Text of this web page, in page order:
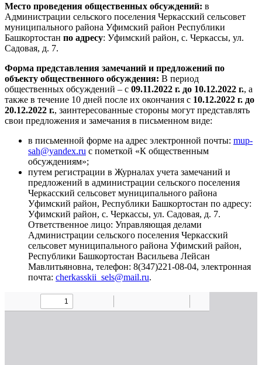
Место проведения общественных обсуждений: в
Администрации сельского поселения Черкасский сельсовет
муниципального района Уфимский район Республики
Башкортостан по адресу: Уфимский район, с. Черкассы, ул.
Садовая, д. 7.
Форма представления замечаний и предложений по
объекту общественного обсуждения: В период
общественных обсуждений – с 09.11.2022 г. до 10.12.2022 г., а
также в течение 10 дней после их окончания с 10.12.2022 г. до
20.12.2022 г., заинтересованные стороны могут представлять
свои предложения и замечания в письменном виде:
в письменной форме на адрес электронной почты: mup-
sah@yandex.ru с пометкой «К общественным
обсуждениям»;
путем регистрации в Журналах учета замечаний и
предложений в администрации сельского поселения
Черкасский сельсовет муниципального района
Уфимский район, Республики Башкортостан по адресу:
Уфимский район, с. Черкассы, ул. Садовая, д. 7.
Ответственное лицо: Управляющая делами
Администрации сельского поселения Черкасский
сельсовет муниципального района Уфимский район,
Республики Башкортостан Васильева Лейсан
Мавлитьяновна, телефон: 8(347)221-08-04, электронная
почта: cherkasskii_sels@mail.ru.